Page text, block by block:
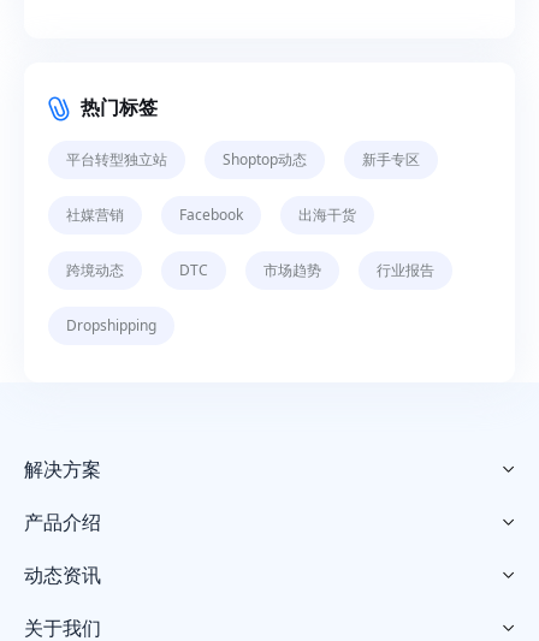
热门标签
平台转型独立站 Shoptop动态 新手专区
社媒营销 Facebook 出海干货
跨境动态 DTC 市场趋势 行业报告
Dropshipping
解决方案 
产品介绍 
动态资讯 
关于我们 